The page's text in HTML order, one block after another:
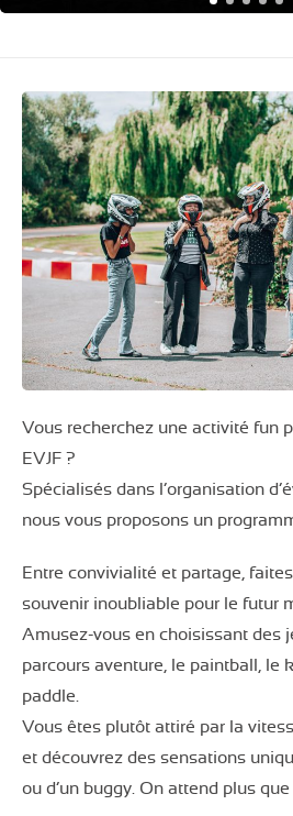
Vous recherchez une activité fun
EVJF ?
Spécialisés dans l’organisation
nous vous proposons un
Entre convivialité et partage,
souvenir inoubliable pour le futur
Amusez-vous en choisissant des
parcours aventure, le paintball, le
paddle.
Vous êtes plutôt attiré par la
et découvrez des sensations
ou d’un buggy. On attend plus que